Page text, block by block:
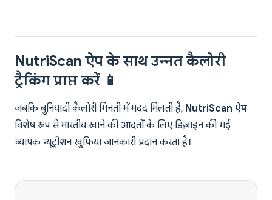
NutriScan ऐप के साथ उन्नत कैलोरी
ट्रैकिंग प्राप्त करें 📱
जबकि बुनियादी कैलोरी गिनती में मदद मिलती है, NutriScan ऐप
विशेष रूप से भारतीय खाने की आदतों के लिए डिज़ाइन की गई
व्यापक न्यूट्रीशन खुफिया जानकारी प्रदान करता है।